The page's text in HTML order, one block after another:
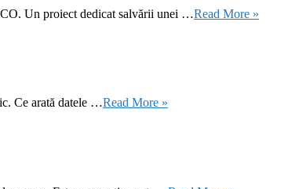
Un proiect dedicat salvării unei …Read More »
Ce arată datele …Read More »